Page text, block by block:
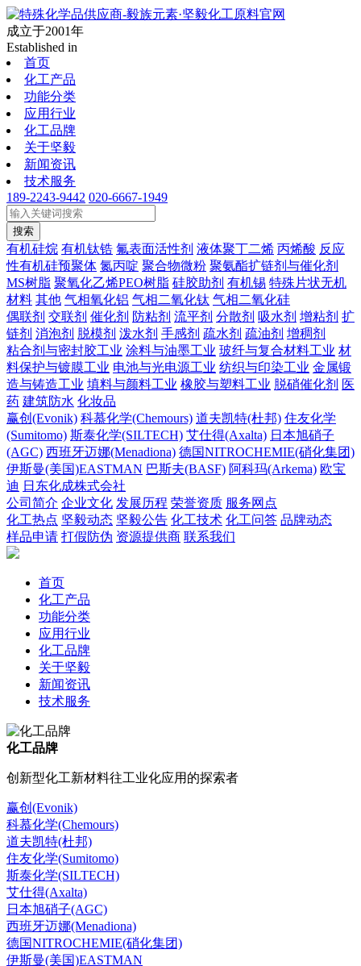
成立于2001年
Established in
首页
化工产品
功能分类
应用行业
化工品牌
关于坚毅
新闻资讯
技术服务
189-2243-9442 020-6667-1949
搜索
有机硅烷 有机钛锆 氟表面活性剂 液体聚丁二烯 丙烯酸 反应
性有机硅预聚体 氮丙啶 聚合物微粉 聚氨酯扩链剂与催化剂
MS树脂 聚氧化乙烯PEO树脂 硅胶助剂 有机锡 特殊片状无机
材料 其他 气相氧化铝 气相二氧化钛 气相二氧化硅
偶联剂 交联剂 催化剂 防粘剂 流平剂 分散剂 吸水剂 增粘剂 扩
链剂 消泡剂 脱模剂 泼水剂 手感剂 疏水剂 疏油剂 增稠剂
粘合剂与密封胶工业 涂料与油墨工业 玻纤与复合材料工业 材
料保护与镀膜工业 电池与光电源工业 纺织与印染工业 金属锻
造与铸造工业 填料与颜料工业 橡胶与塑料工业 脱硝催化剂 医
药 建筑防水 化妆品
赢创(Evonik) 科慕化学(Chemours) 道夫凯特(杜邦) 住友化学
(Sumitomo) 斯泰化学(SILTECH) 艾仕得(Axalta) 日本旭硝子
(AGC) 西班牙迈娜(Menadiona) 德国NITROCHEMIE(硝化集团)
伊斯曼(美国)EASTMAN 巴斯夫(BASF) 阿科玛(Arkema) 欧宝
迪 日东化成株式会社
公司简介 企业文化 发展历程 荣誉资质 服务网点
化工热点 坚毅动态 坚毅公告 化工技术 化工问答 品牌动态
样品申请 打假防伪 资源提供商 联系我们
首页
化工产品
功能分类
应用行业
化工品牌
关于坚毅
新闻资讯
技术服务
化工品牌
创新型化工新材料往工业化应用的探索者
赢创(Evonik)
科慕化学(Chemours)
道夫凯特(杜邦)
住友化学(Sumitomo)
斯泰化学(SILTECH)
艾仕得(Axalta)
日本旭硝子(AGC)
西班牙迈娜(Menadiona)
德国NITROCHEMIE(硝化集团)
伊斯曼(美国)EASTMAN